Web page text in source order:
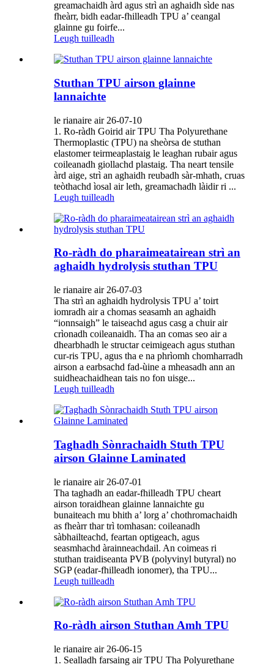
greamachaidh àrd agus strì an aghaidh sìde nas
fheàrr, bidh eadar-fhilleadh TPU a’ ceangal
glainne gu foirfe...
Leugh tuilleadh
Stuthan TPU airson glainne
lannaichte
le rianaire air 26-07-10
1. Ro-ràdh Goirid air TPU Tha Polyurethane
Thermoplastic (TPU) na sheòrsa de stuthan
elastomer teirmeaplastaig le leaghan rubair agus
coileanadh giollachd plastaig. Tha neart tensile
àrd aige, strì an aghaidh reubadh sàr-mhath, cruas
teòthachd ìosal air leth, greamachadh làidir ri ...
Leugh tuilleadh
Ro-ràdh do pharaimeatairean strì an
aghaidh hydrolysis stuthan TPU
le rianaire air 26-07-03
Tha strì an aghaidh hydrolysis TPU a’ toirt
iomradh air a chomas seasamh an aghaidh
“ionnsaigh” le taiseachd agus casg a chuir air
crìonadh coileanaidh. Tha an comas seo air a
dhearbhadh le structar ceimigeach agus stuthan
cur-ris TPU, agus tha e na phrìomh chomharradh
airson a earbsachd fad-ùine a mheasadh ann an
suidheachaidhean tais no fon uisge...
Leugh tuilleadh
Taghadh Sònrachaidh Stuth TPU
airson Glainne Laminated
le rianaire air 26-07-01
Tha taghadh an eadar-fhilleadh TPU cheart
airson toraidhean glainne lannaichte gu
bunaiteach mu bhith a’ lorg a’ chothromachaidh
as fheàrr thar trì tomhasan: coileanadh
sàbhailteachd, feartan optigeach, agus
seasmhachd àrainneachdail. An coimeas ri
stuthan traidiseanta PVB (polyvinyl butyral) no
SGP (eadar-fhilleadh ionomer), tha TPU...
Leugh tuilleadh
Ro-ràdh airson Stuthan Amh TPU
le rianaire air 26-06-15
1. Sealladh farsaing air TPU Tha Polyurethane